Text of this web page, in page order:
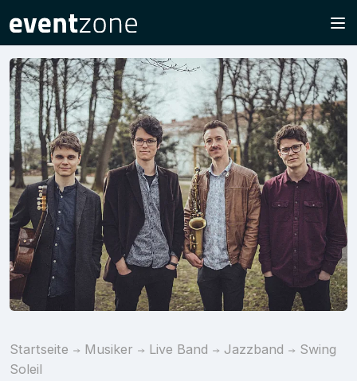
Startseite Musiker Live Band Jazzband
Swing
Soleil